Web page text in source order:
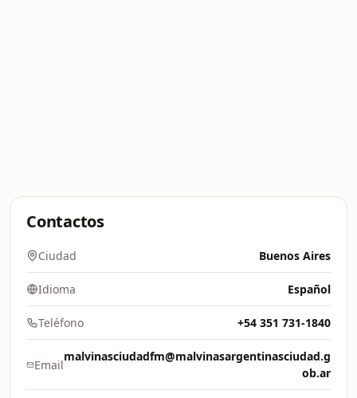
Contactos
Ciudad Buenos Aires
Idioma Español
Teléfono +54 351 731-1840
Email
malvinasciudadfm@malvinasargentinasciudad.g
ob.ar